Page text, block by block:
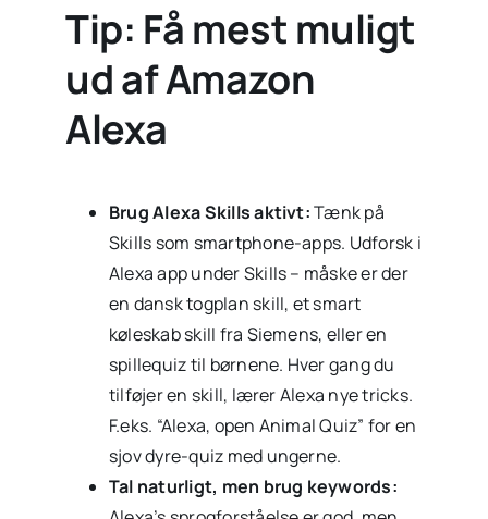
Tip: Få mest muligt
ud af Amazon
Alexa
Brug Alexa Skills aktivt:Tænk på
Skills som smartphone-apps. Udforsk i
Alexa app under Skills – måske er der
en dansk togplan skill, et smart
køleskab skill fra Siemens, eller en
spillequiz til børnene. Hver gang du
tilføjer en skill, lærer Alexa nye tricks.
F.eks. “Alexa, open Animal Quiz” for en
sjov dyre-quiz med ungerne.
Tal naturligt, men brug keywords: